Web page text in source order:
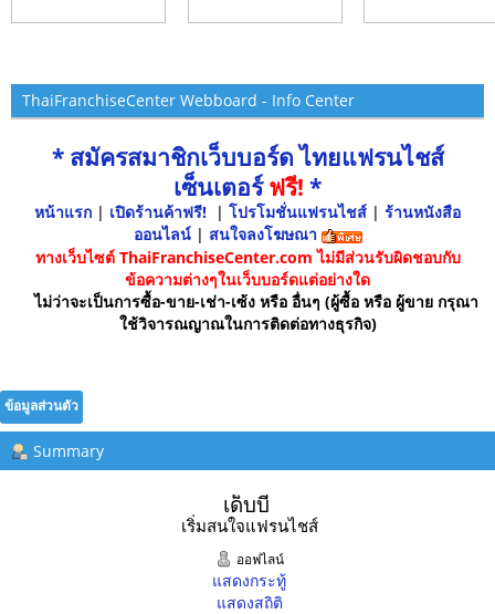
ThaiFranchiseCenter Webboard - Info Center
* สมัครสมาชิกเว็บบอร์ด ไทยแฟรนไชส์
เซ็นเตอร์ฟรี! *
หน้าแรก | เปิดร้านค้าฟรี! | โปรโมชั่นแฟรนไชส์ | ร้านหนังสือ
ออนไลน์ | สนใจลงโฆษณา
ทางเว็บไซต์ ThaiFranchiseCenter.com ไม่มีส่วนรับผิดชอบกับ
ข้อความต่างๆในเว็บบอร์ดแต่อย่างใด
ไม่ว่าจะเป็นการซื้อ-ขาย-เช่า-เซ้ง หรือ อื่นๆ (ผู้ซื้อ หรือ ผู้ขาย กรุณา
ใช้วิจารณญาณในการติดต่อทางธุรกิจ)
ข้อมูลส่วนตัว
Summary
เด็บบี้
เริ่มสนใจแฟรนไชส์
ออฟไลน์
แสดงกระทู้
แสดงสถิติ